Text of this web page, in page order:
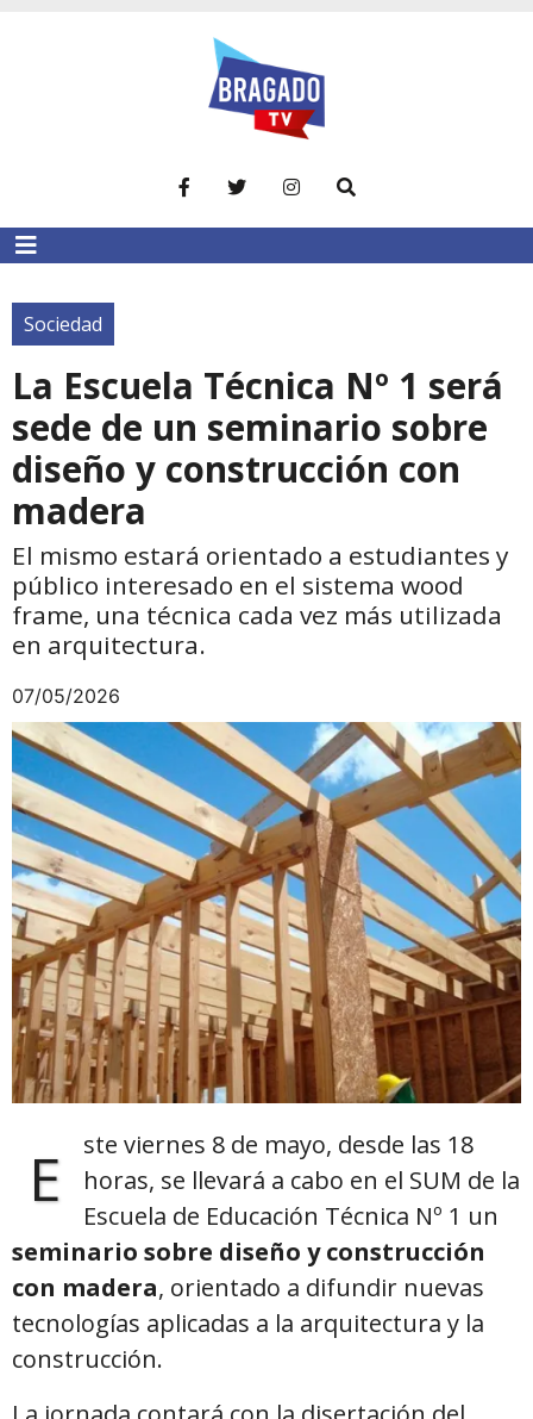
Sociedad
La Escuela Técnica Nº 1 será
sede de un seminario sobre
diseño y construcción con
madera
El mismo estará orientado a estudiantes y
público interesado en el sistema wood
frame, una técnica cada vez más utilizada
en arquitectura.
07/05/2026
E
ste viernes 8 de mayo, desde las 18
horas, se llevará a cabo en el SUM de la
Escuela de Educación Técnica Nº 1 un
seminario sobre diseño y construcción
con madera, orientado a difundir nuevas
tecnologías aplicadas a la arquitectura y la
construcción.